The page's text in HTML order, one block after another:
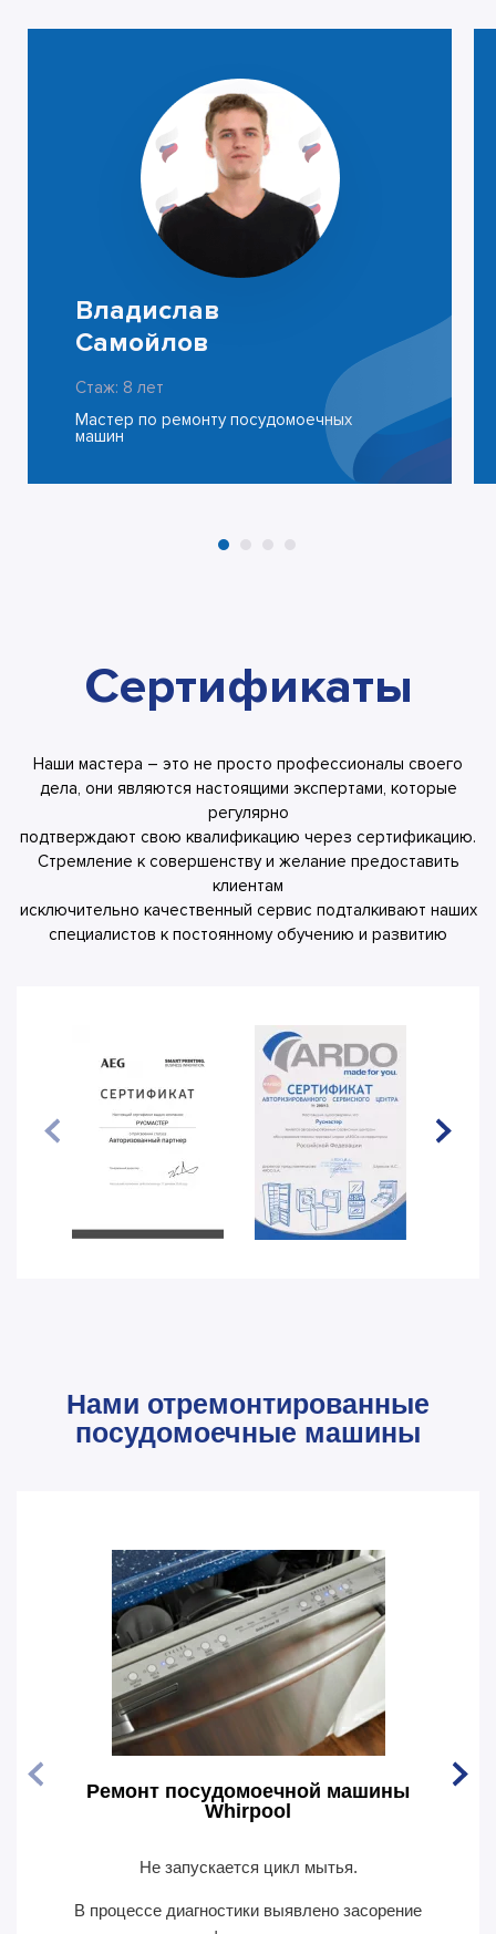
Владислав
Самойлов
Стаж: 8 лет
Мастер по ремонту посудомоечных
машин
Сертификаты
Наши мастера – это не просто профессионалы своего
дела, они являются настоящими экспертами, которые
регулярно
подтверждают свою квалификацию через сертификацию.
Стремление к совершенству и желание предоставить
клиентам
исключительно качественный сервис подталкивают наших
специалистов к постоянному обучению и развитию
Нами отремонтированные
посудомоечные машины
Ремонт посудомоечной машины
Whirpool
Не запускается цикл мытья.
В процессе диагностики выявлено засорение